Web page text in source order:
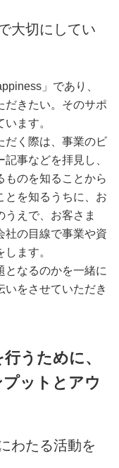
大切にしてい
」であり、
だきたい。そのサポ
ます。
だく際は、事業のビ
事などを拝見し、
ものを知ることから
とを知るうちに、お
えで、お客さま
社の目線で事業や資
ます。
となるのかを一緒に
いをさせていただき
うために、
ットとアウ
わたる活動を